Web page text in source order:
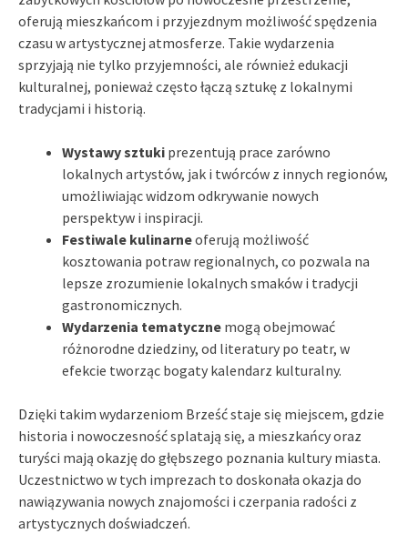
oferują mieszkańcom i przyjezdnym możliwość spędzenia
czasu w artystycznej atmosferze. Takie wydarzenia
sprzyjają nie tylko przyjemności, ale również edukacji
kulturalnej, ponieważ często łączą sztukę z lokalnymi
tradycjami i historią.
Wystawy sztuki prezentują prace zarówno
lokalnych artystów, jak i twórców z innych regionów,
umożliwiając widzom odkrywanie nowych
perspektyw i inspiracji.
Festiwale kulinarneoferują możliwość
kosztowania potraw regionalnych, co pozwala na
lepsze zrozumienie lokalnych smaków i tradycji
gastronomicznych.
Wydarzenia tematyczne mogą obejmować
różnorodne dziedziny, od literatury po teatr, w
efekcie tworząc bogaty kalendarz kulturalny.
Dzięki takim wydarzeniom Brześć staje się miejscem, gdzie
historia i nowoczesność splatają się, a mieszkańcy oraz
turyści mają okazję do głębszego poznania kultury miasta.
Uczestnictwo w tych imprezach to doskonała okazja do
nawiązywania nowych znajomości i czerpania radości z
artystycznych doświadczeń.